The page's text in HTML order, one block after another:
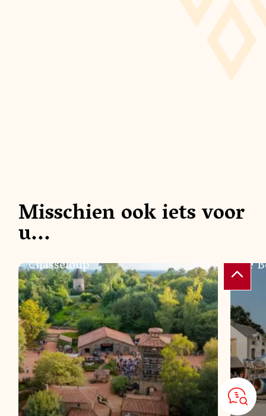
Misschien ook iets voor
u...DORPEN VAN VROEGER
Chasseloup Le